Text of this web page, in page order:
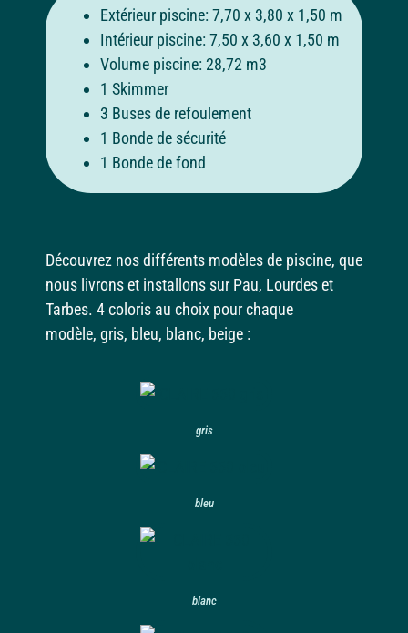
Extérieur piscine: 7,70 x 3,80 x 1,50 m
Intérieur piscine: 7,50 x 3,60 x 1,50 m
Volume piscine: 28,72 m3
1 Skimmer
3 Buses de refoulement
1 Bonde de sécurité
1 Bonde de fond
Découvrez nos différents modèles de piscine, que
nous livrons et installons sur Pau, Lourdes et
Tarbes. 4 coloris au choix pour chaque
modèle, gris, bleu, blanc, beige :
gris
bleu
blanc